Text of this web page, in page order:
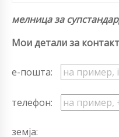
мелница за
Мои детали за
е-пошта:
телефон:
земја: